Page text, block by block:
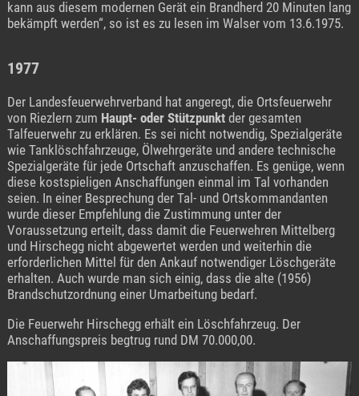
kann aus diesem modernen Gerät ein Brandherd 20 Minuten lang
bekämpft werden“, so ist es zu lesen im Walser vom 13.6.1975.
1977
Der Landesfeuerwehrverband hat angeregt, die Ortsfeuerwehr
von Riezlern zum Haupt- oder Stützpunktder gesamten
Talfeuerwehr zu erklären. Es sei nicht notwendig, Spezialgeräte
wie Tanklöschfahrzeuge, Ölwehrgeräte und andere technische
Spezialgeräte für jede Ortschaft anzuschaffen. Es genüge, wenn
diese kostspieligen Anschaffungen einmal im Tal vorhanden
seien. In einer Besprechung der Tal- und Ortskommandanten
wurde dieser Empfehlung die Zustimmung unter der
Voraussetzung erteilt, dass damit die Feuerwehren Mittelberg
und Hirschegg nicht abgewertet werden und weiterhin die
erforderlichen Mittel für den Ankauf notwendiger Löschgeräte
erhalten. Auch wurde man sich einig, dass die alte (1956)
Brandschutzordnung einer Umarbeitung bedarf.
Die Feuerwehr Hirschegg erhält ein Löschfahrzeug. Der
Anschaffungspreis begtrug rund DM 70.000,00.